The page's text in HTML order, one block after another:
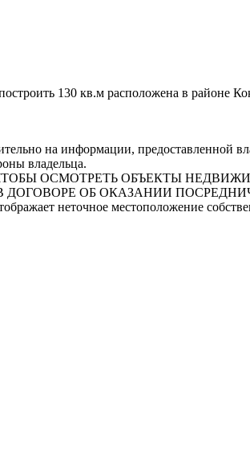
130 кв.м расположена в районе
на информации, предоставленной
владельца.
ЧТОБЫ ОСМОТРЕТЬ ОБЪЕКТЫ
ОБ ОКАЗАНИИ
неточное местоположение